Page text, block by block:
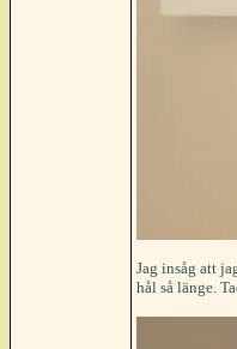
Jag insåg att
hål så länge.